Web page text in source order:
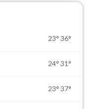
23° 36°
24° 31°
23° 37°